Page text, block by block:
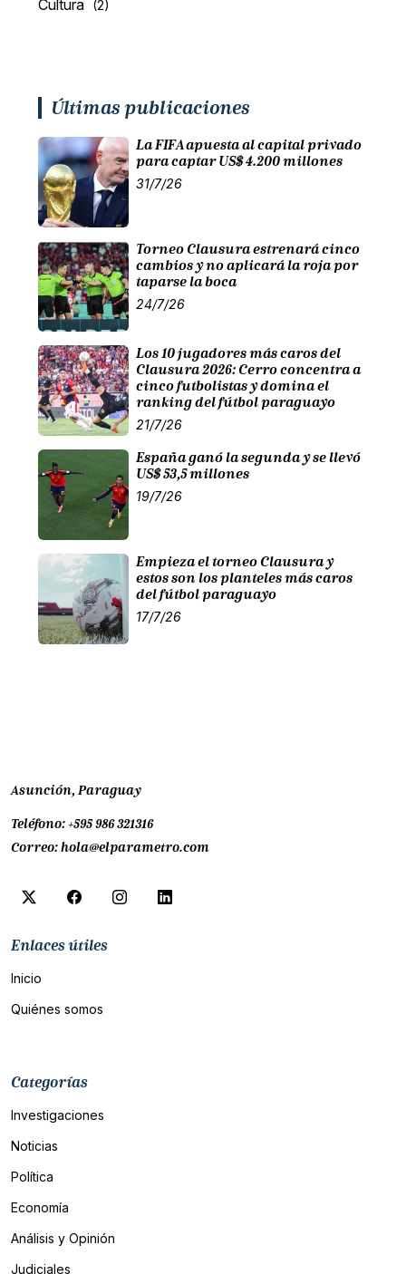
Cultura (2)
Últimas publicaciones
La FIFA apuesta al capital privado
para captar US$ 4.200 millones
31/7/26
Torneo Clausura estrenará cinco
cambios y no aplicará la roja por
taparse la boca
24/7/26
Los 10 jugadores más caros del
Clausura 2026: Cerro concentra a
cinco futbolistas y domina el
ranking del fútbol paraguayo
21/7/26
España ganó la segunda y se llevó
US$ 53,5 millones
19/7/26
Empieza el torneo Clausura y
estos son los planteles más caros
del fútbol paraguayo
17/7/26
Asunción, Paraguay
Teléfono:+595 986 321316
Correo:hola@elparametro.com
Enlaces útiles
Inicio
Quiénes somos
Categorías
Investigaciones
Noticias
Política
Economía
Análisis y Opinión
Judiciales